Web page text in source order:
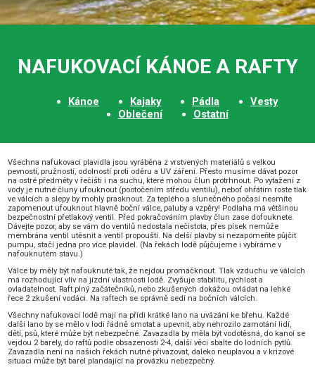
NAFUKOVACÍ KÁNOE A RAFTY
Kánoe Kajaky Pádla
Vesty
Oblečení
Ostatní
Všechna nafukovací plavidla jsou vyráběna z vrstvených materiálů s velkou
pevností, pružností, odolností proti oděru a UV záření. Přesto musíme dávat pozor
na ostré předměty v řečišti i na suchu, které mohou člun protrhnout. Po vytažení z
vody je nutné čluny ufouknout (pootočením středu ventilu), neboť ohřátím roste tlak
ve válcích a slepy by mohly prasknout. Za teplého a slunečného počasí nesmíte
zapomenout ufouknout hlavně boční válce, paluby a vzpěry! Podlaha má většinou
bezpečnostní přetlakový ventil. Před pokračováním plavby člun zase dofouknete.
Dávejte pozor, aby se vám do ventilů nedostala nečistota, přes písek nemůže
membrána ventil utěsnit a ventil propouští. Na delší plavby si nezapomeňte půjčit
pumpu, stačí jedna pro více plavidel. (Na řekách lodě půjčujeme i vybíráme v
nafouknutém stavu.)
Válce by měly být nafouknuté tak, že nejdou promáčknout. Tlak vzduchu ve válcích
má rozhodující vliv na jízdní vlastnosti lodě. Zvyšuje stabilitu, rychlost a
ovladatelnost. Raft plný začátečníků, nebo zkušených dokážou ovládat na lehké
řece 2 zkušení vodáci. Na raftech se správně sedí na bočních válcích.
Všechny nafukovací lodě mají na přídi krátké lano na uvázání ke břehu. Každé
další lano by se mělo v lodi řádně smotat a upevnit, aby nehrozilo zamotání lidí,
dětí, psů, které může být nebezpečné. Zavazadla by měla být vodotěsná, do kanoí se
vejdou 2 barely, do raftů podle obsazenosti 2-4, další věci sbalte do lodních pytlů.
Zavazadla není na našich řekách nutné přivazovat, daleko neuplavou a v krizové
situaci může být barel plandající na provázku nebezpečný.